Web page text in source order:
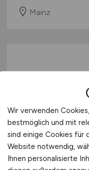
Mainz
Wir verwenden
bestmöglich und mit
sind einige Cookies für
Website notwendig,
Ihnen personalisierte